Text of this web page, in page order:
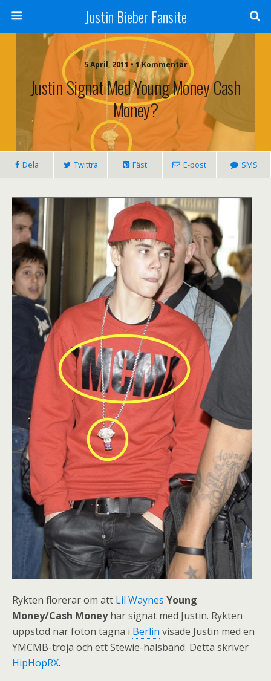
Justin Bieber Fansite
5 April, 2011 • 1 Kommentar
Justin Signat Med Young Money Cash
Money?
Dela Twittra Fäst E-post SMS
Rykten florerar om att Lil Waynes Young
Money/Cash Moneyhar signat med Justin. Rykten
uppstod när foton tagna i Berlin visade Justin med en
YMCMB-tröja och ett Stewie-halsband. Detta skriver
HipHopRX.